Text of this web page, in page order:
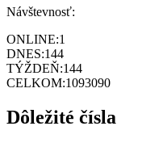
Návštevnosť:
ONLINE:1
DNES:144
TÝŽDEŇ:144
CELKOM:1093090
Dôležité čísla